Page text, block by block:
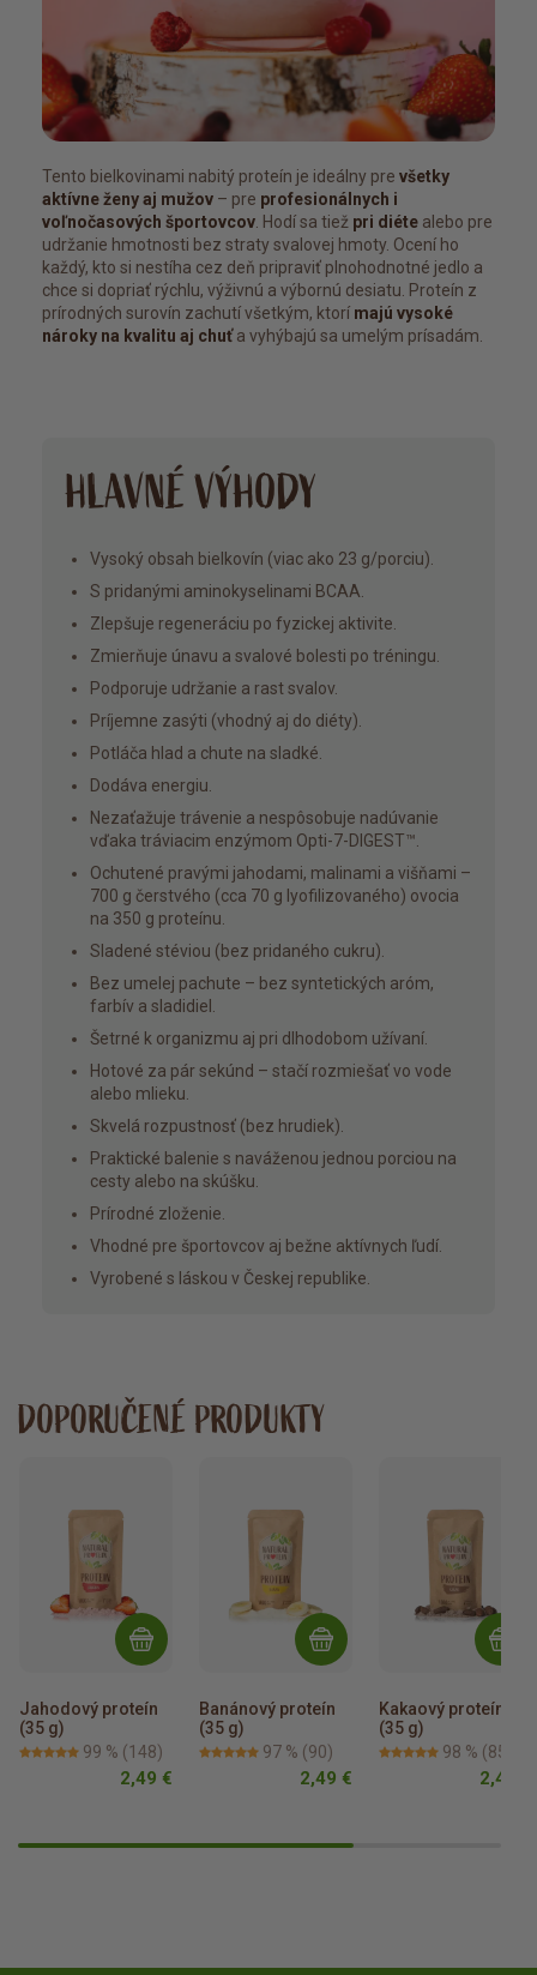
Tento bielkovinami nabitý proteín je ideálny pre všetky
aktívne ženy aj mužov – pre profesionálnych i
voľnočasových športovcov. Hodí sa tiež pri diéte alebo pre
udržanie hmotnosti bez straty svalovej hmoty. Ocení ho
každý, kto si nestíha cez deň pripraviť plnohodnotné jedlo a
chce si dopriať rýchlu, výživnú a výbornú desiatu. Proteín z
prírodných surovín zachutí všetkým, ktorí majú vysoké
nároky na kvalitu aj chuťa vyhýbajú sa umelým prísadám.
HLAVNÉ VÝHODY
Vysoký obsah bielkovín (viac ako 23 g/porciu).
S pridanými aminokyselinami BCAA.
Zlepšuje regeneráciu po fyzickej aktivite.
Zmierňuje únavu a svalové bolesti po tréningu.
Podporuje udržanie a rast svalov.
Príjemne zasýti (vhodný aj do diéty).
Potláča hlad a chute na sladké.
Dodáva energiu.
Nezaťažuje trávenie a nespôsobuje nadúvanie
vďaka tráviacim enzýmom Opti-7-DIGEST™.
Ochutené pravými jahodami, malinami a višňami –
700 g čerstvého (cca 70 g lyofilizovaného) ovocia
na 350 g proteínu.
Sladené stéviou (bez pridaného cukru).
Bez umelej pachute – bez syntetických aróm,
farbív a sladidiel.
Šetrné k organizmu aj pri dlhodobom užívaní.
Hotové za pár sekúnd – stačí rozmiešať vo vode
alebo mlieku.
Skvelá rozpustnosť (bez hrudiek).
Praktické balenie s naváženou jednou porciou na
cesty alebo na skúšku.
Prírodné zloženie.
Vhodné pre športovcov aj bežne aktívnych ľudí.
Vyrobené s láskou v Českej republike.
DOPORUČENÉ PRODUKTY
Jahodový proteín
(35 g)
99 % (148)
2,49 €
Banánový proteín
(35 g)
97 % (90)
2,49 €
Kakaový proteín
(35 g)
98 % (85)
2,49 €